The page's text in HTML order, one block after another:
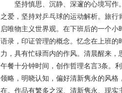
坚持慎思、沉静、深邃的心境写
之爱，坚持对乒乓球的运动解析。旅
启唯物主义世界观。在下班后的一个
语录，印证管理的概念。忆念在上班的
力，具有忙碌而内的作风。清晨醒来
午餐十分钟时间，创作哲理名言3条。
领略，明晓认知，偏好清新隽永的风
在。作品有繁多之深、清新隽永、现